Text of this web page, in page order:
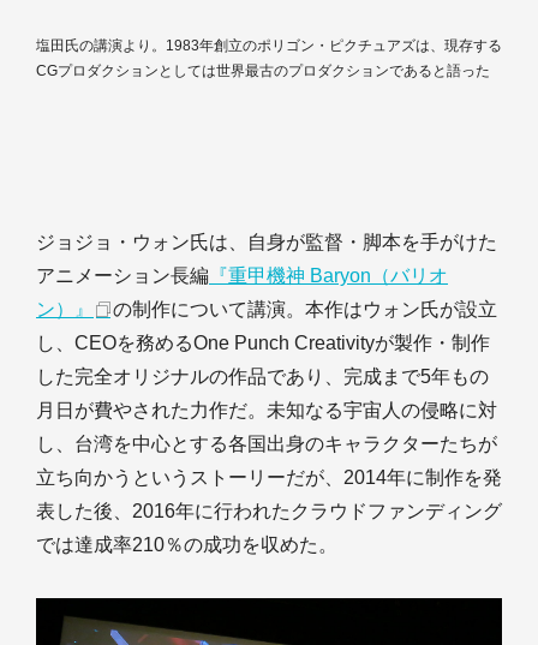
塩田氏の講演より。1983年創立のポリゴン・ピクチュアズは、現存する
CGプロダクションとしては世界最古のプロダクションであると語った
ジョジョ・ウォン氏は、自身が監督・脚本を手がけた
アニメーション長編 『重甲機神 Baryon（バリオ
ン）』
の制作について講演。本作はウォン氏が設立
し、CEOを務めるOne Punch Creativityが製作・制作
した完全オリジナルの作品であり、完成まで5年もの
月日が費やされた力作だ。未知なる宇宙人の侵略に対
し、台湾を中心とする各国出身のキャラクターたちが
立ち向かうというストーリーだが、2014年に制作を発
表した後、2016年に行われたクラウドファンディング
では達成率210％の成功を収めた。